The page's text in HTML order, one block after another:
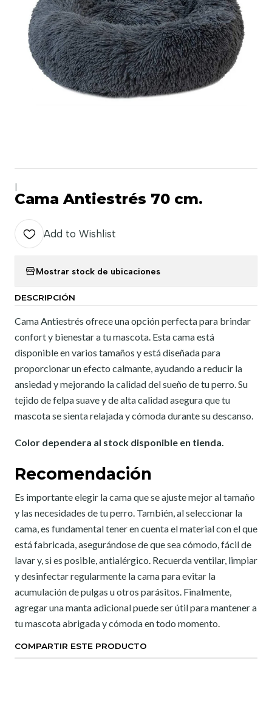
Cama Antiestrés 70 cm.
Add to Wishlist
Mostrar stock de ubicaciones
DESCRIPCIÓN
Cama Antiestrés ofrece una opción perfecta para brindar
confort y bienestar a tu mascota. Esta cama está
disponible en varios tamaños y está diseñada para
proporcionar un efecto calmante, ayudando a reducir la
ansiedad y mejorando la calidad del sueño de tu perro. Su
tejido de felpa suave y de alta calidad asegura que tu
mascota se sienta relajada y cómoda durante su descanso.
Color dependera al stock disponible en tienda.
Recomendación
Es importante elegir la cama que se ajuste mejor al tamaño
y las necesidades de tu perro. También, al seleccionar la
cama, es fundamental tener en cuenta el material con el que
está fabricada, asegurándose de que sea cómodo, fácil de
lavar y, si es posible, antialérgico. Recuerda ventilar, limpiar
y desinfectar regularmente la cama para evitar la
acumulación de pulgas u otros parásitos. Finalmente,
agregar una manta adicional puede ser útil para mantener a
tu mascota abrigada y cómoda en todo momento.
COMPARTIR ESTE PRODUCTO